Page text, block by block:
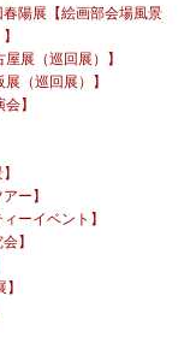
陽展【絵画部会場風景
展（巡回展）】
（巡回展）】
】
ー】
ーイベント】
】